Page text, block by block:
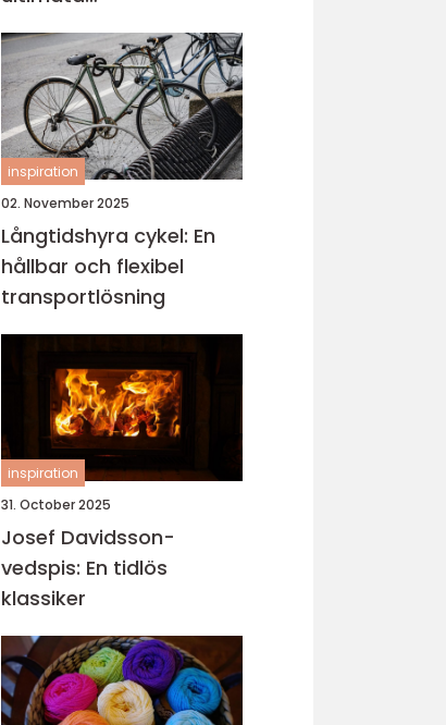
jaktupplevelsen
inspiration
02. November 2025
Långtidshyra cykel: En
hållbar och flexibel
transportlösning
inspiration
31. October 2025
Josef Davidsson-
vedspis: En tidlös
klassiker